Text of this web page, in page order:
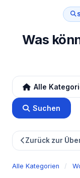
Was
Alle
Suchen
Zurück zur
Alle Kategorien /